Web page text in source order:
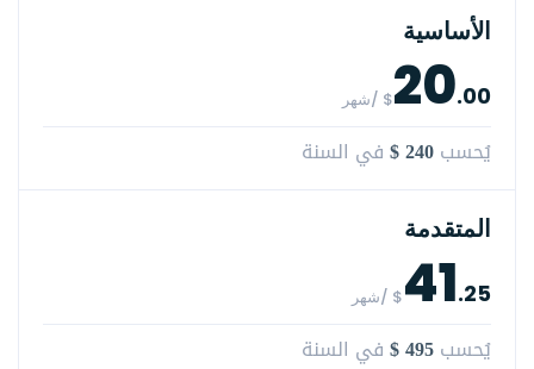
الأساسية
20.00 $ /شهر
يُحسب $ 240 في السنة
المتقدمة
41.25 $ /شهر
يُحسب $ 495 في السنة